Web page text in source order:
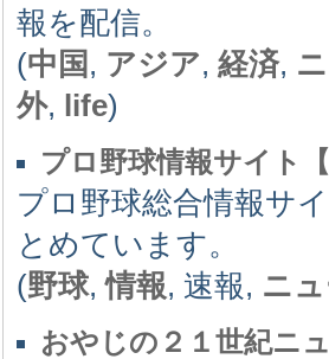
報を配信。
(中国 , アジア, 経済,
外, life)
プロ野球情報サイト
プロ野球総合情報サ
とめています。
(野球,情報, 速報, ニ
おやじの２１世紀ニ